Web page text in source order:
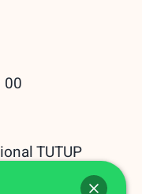
00
TUTUP